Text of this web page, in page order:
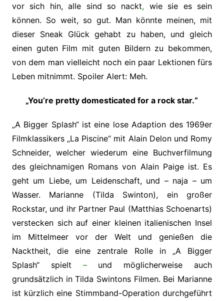
vor sich hin, alle sind so nackt, wie sie es sein
können. So weit, so gut. Man könnte meinen, mit
dieser Sneak Glück gehabt zu haben, und gleich
einen guten Film mit guten Bildern zu bekommen,
von dem man vielleicht noch ein paar Lektionen fürs
Leben mitnimmt. Spoiler Alert: Meh.
„You’re pretty domesticated for a rock star.“
„A Bigger Splash“ ist eine lose Adaption des 1969er
Filmklassikers „La Piscine“ mit Alain Delon und Romy
Schneider, welcher wiederum eine Buchverfilmung
des gleichnamigen Romans von Alain Paige ist. Es
geht um Liebe, um Leidenschaft, und – naja – um
Wasser. Marianne (Tilda Swinton), ein großer
Rockstar, und ihr Partner Paul (Matthias Schoenarts)
verstecken sich auf einer kleinen italienischen Insel
im Mittelmeer vor der Welt und genießen die
Nacktheit, die eine zentrale Rolle in „A Bigger
Splash“ spielt – und möglicherweise auch
grundsätzlich in Tilda Swintons Filmen. Bei Marianne
ist kürzlich eine Stimmband-Operation durchgeführt